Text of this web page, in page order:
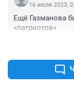
16 июля 2023,
Ещё Газманова
«патриотов»